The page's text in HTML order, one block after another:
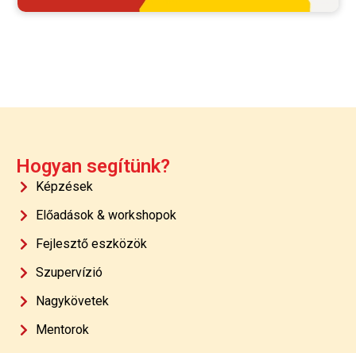
Hogyan segítünk?
Képzések
Előadások & workshopok
Fejlesztő eszközök
Szupervízió
Nagykövetek
Mentorok